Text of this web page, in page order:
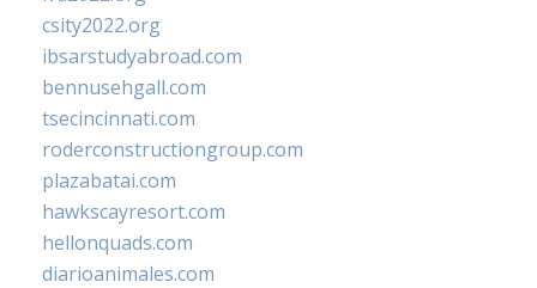
csity2022.org
ibsarstudyabroad.com
bennusehgall.com
tsecincinnati.com
roderconstructiongroup.com
plazabatai.com
hawkscayresort.com
hellonquads.com
diarioanimales.com